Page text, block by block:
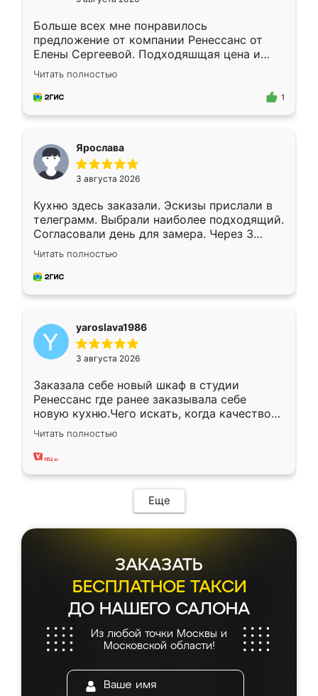
Больше всех мне понравилось
предложение от компании Ренессанс от
Елены Сергеевой. Подходяшщая цена и
короткие сроки изготовления. Приехавший
для замера сотрудник Владислав
предложил по моему эскизу самый
Читать полностью
1
Ярослава
3 августа 2026
Кухню здесь заказали. Эскизы прислали в
телеграмм. Выбрали наиболее подходящий.
Согласовали день для замера. Через 3
недели кухня была уже готова. Остались
довольны работой. Спасибо Ренессанс
мебель за качественную работу!
Читать полностью
yaroslava1986
3 августа 2026
Заказала себе новый шкаф в студии
Ренессанс где ранее заказывала себе
новую кухню.Чего искать, когда качеством
вполне довольна. Служит кухня уже почти
два года, нареканий нет.
Читать полностью
Еще
ЗАКАЗАТЬ
БЕСПЛАТНОЕ ТАКСИ
ДО НАШЕГО САЛОНА
Из любой точки Москвы и
Московской области!